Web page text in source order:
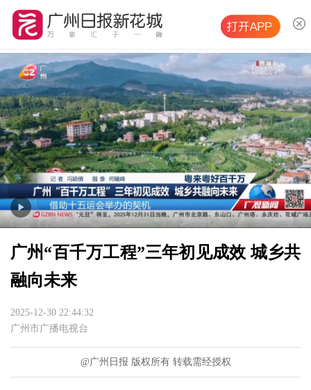
广州“百千万工程”三年初见成效 城乡共
融向未来
2025-12-30 22:44:32
广州市广播电视台
@广州日报 版权所有 转载需经授权